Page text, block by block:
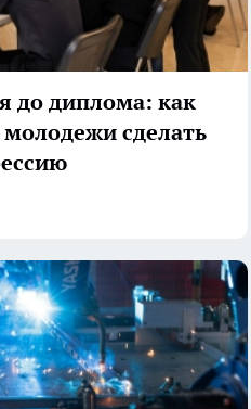
до диплома: как
сделать